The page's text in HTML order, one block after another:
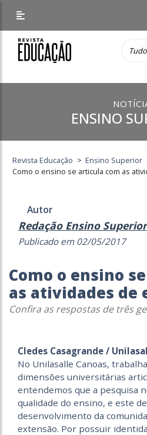
ENSINO
Revista Educação > Ensino Superior
Como o ensino se articula com as
Autor
Redação Ensino Superior
Publicado em 02/05/2017
Como o ensino
as atividades de
Confira as respostas de três
Cledes Casagrande /
No Unilasalle Canoas,
dimensões universitárias
entendemos que a pesquisa
qualidade do ensino, e este
desenvolvimento da
extensão. Por possuir